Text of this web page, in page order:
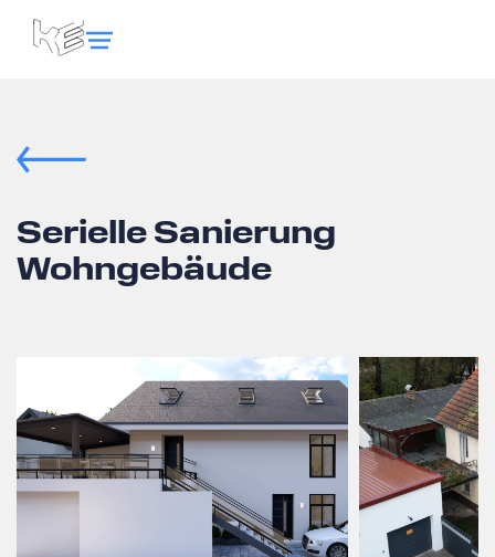
Serielle Sanierung
Wohngebäude